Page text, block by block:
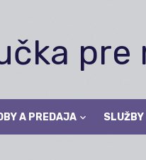
pre
A PREDAJA SLUŽBY